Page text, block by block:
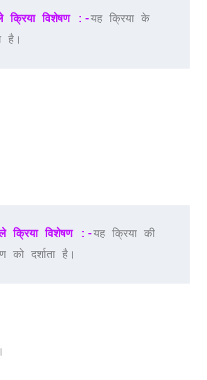
क्रिया विशेषण :-यह क्रिया के
है।
क्रिया विशेषण :-यह क्रिया की
को दर्शाता है।